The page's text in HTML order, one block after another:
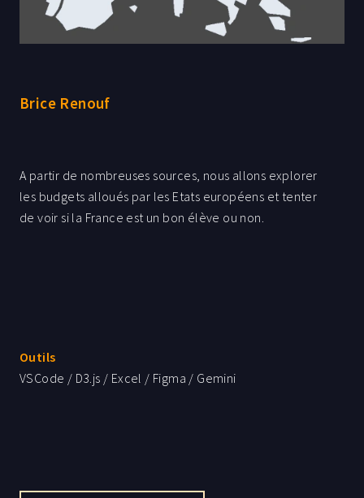
Brice Renouf
A partir de nombreuses sources, nous allons explorer
les budgets alloués par les Etats européens et tenter
de voir si la France est un bon élève ou non.
Outils
VSCode / D3.js / Excel / Figma / Gemini